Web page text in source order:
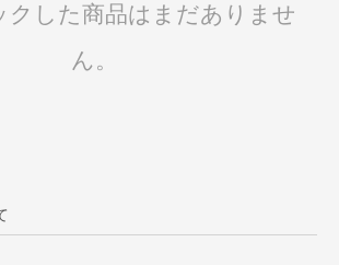
クした商品はまだありませ
ん。